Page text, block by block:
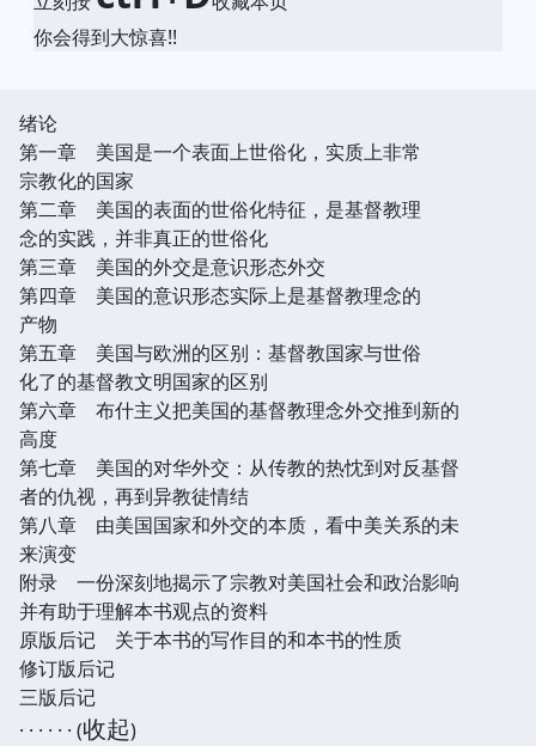
你会得到大惊喜!!
绪论
第一章 美国是一个表面上世俗化，实质上非常
宗教化的国家
第二章 美国的表面的世俗化特征，是基督教理
念的实践，并非真正的世俗化
第三章 美国的外交是意识形态外交
第四章 美国的意识形态实际上是基督教理念的
产物
第五章 美国与欧洲的区别：基督教国家与世俗
化了的基督教文明国家的区别
第六章 布什主义把美国的基督教理念外交推到新的
高度
第七章 美国的对华外交：从传教的热忱到对反基督
者的仇视，再到异教徒情结
第八章 由美国国家和外交的本质，看中美关系的未
来演变
附录 一份深刻地揭示了宗教对美国社会和政治影响
并有助于理解本书观点的资料
原版后记 关于本书的写作目的和本书的性质
修订版后记
三版后记
· · · · · · (收起)